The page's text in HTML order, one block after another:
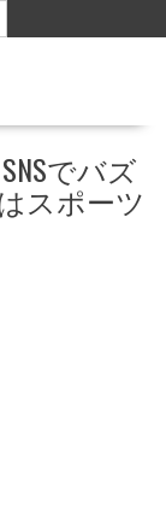
でバズ
スポーツ